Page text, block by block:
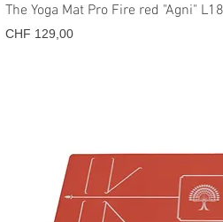
Snel
The Yoga Mat Pro Fire red "Agni"
Prijs
CHF 129,00